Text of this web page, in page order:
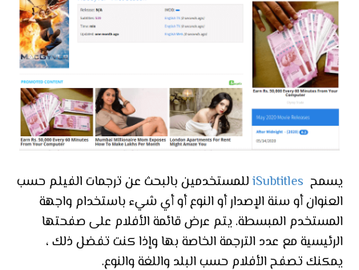
يسمح iSubtitlesللمستخدمين بالبحث عن ترجمات الفيلم حسب
العنوان أو سنة الإصدار أو النوع أو أي شيء باستخدام واجهة
المستخدم المبسطة. يتم عرض قائمة الأفلام على صفحتها
الرئيسية مع عدد الترجمة الخاصة بها وإذا كنت تفضل ذلك ،
يمكنك تصفح الأفلام حسب البلد واللغة والنوع.